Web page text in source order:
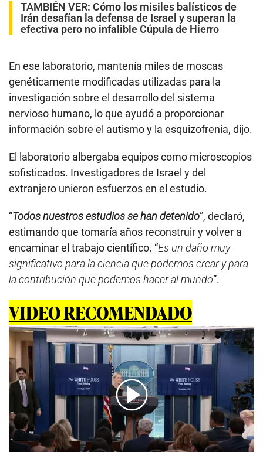
TAMBIÉN VER: Cómo los misiles balísticos de
Irán desafían la defensa de Israel y superan la
efectiva pero no infalible Cúpula de Hierro
En ese laboratorio, mantenía miles de moscas
genéticamente modificadas utilizadas para la
investigación sobre el desarrollo del sistema
nervioso humano, lo que ayudó a proporcionar
información sobre el autismo y la esquizofrenia, dijo.
El laboratorio albergaba equipos como microscopios
sofisticados. Investigadores de Israel y del
extranjero unieron esfuerzos en el estudio.
“Todos nuestros estudios se han detenido”, declaró,
estimando que tomaría años reconstruir y volver a
encaminar el trabajo científico. “Es un daño muy
significativo para la ciencia que podemos crear y para
la contribución que podemos hacer al mundo”.
VIDEO RECOMENDADO